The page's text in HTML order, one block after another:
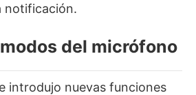
notificación.
modos del micrófono
introdujo nuevas funciones